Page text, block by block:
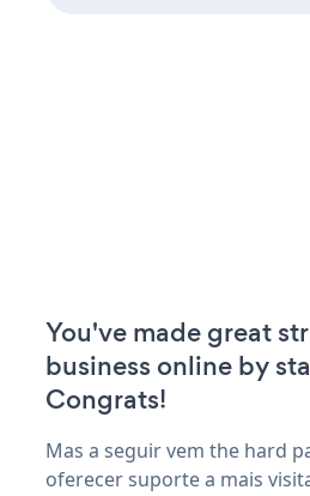
You've made great
business online by
Congrats!
Mas a seguir vem the hard
oferecer suporte a mais